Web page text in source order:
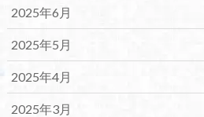
2025年6月
2025年5月
2025年4月
2025年3月